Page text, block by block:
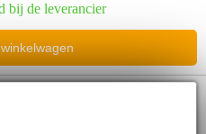
bij de leverancier